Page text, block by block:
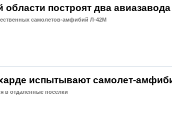
построят два авиазавода
самолетов-амфибий Л-42М
испытывают самолет-
в отдаленные поселки